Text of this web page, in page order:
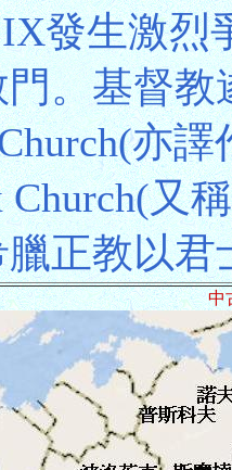
發生激烈
。基督教
亦
Church(又
正教以
中